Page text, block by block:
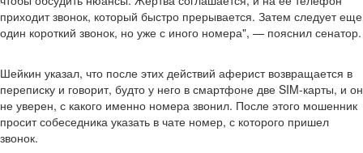
приходит звонок, который быстро прерывается. Затем следует еще
один короткий звонок, но уже с иного номера", — пояснил сенатор.
Шейкин указал, что после этих действий аферист возвращается в
переписку и говорит, будто у него в смартфоне две SIM-карты, и он
не уверен, с какого именно номера звонил. После этого мошенник
просит собеседника указать в чате номер, с которого пришел
звонок.